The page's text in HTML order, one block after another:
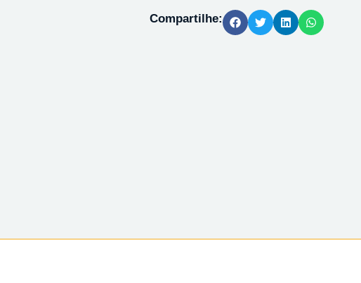
Compartilhe: